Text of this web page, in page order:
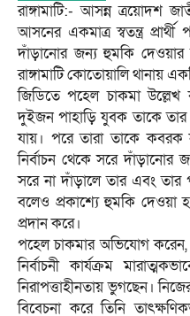
রাঙ্গামাটি:- আসন্ন ত্রয়োদশ
আসনের একমাত্র স্বতন্ত্র
দাঁড়ানোর জন্য হুমকি
রাঙ্গামাটি কোতোয়ালি থানায়
জিডিতে পহেল চাকমা
দুইজন পাহাড়ি যুবক তাকে তার
যায়। পরে তারা তাকে কবরক
নির্বাচন থেকে সরে দাঁড়ানোর
সরে না দাঁড়ালে তার এবং তার
বলেও প্রকাশ্যে হুমকি
প্রদান করে।
পহেল চাকমার অভিযোগ করেন,
নির্বাচনী কার্যক্রম
নিরাপত্তাহীনতায় ভুগছেন।
বিবেচনা করে তিনি